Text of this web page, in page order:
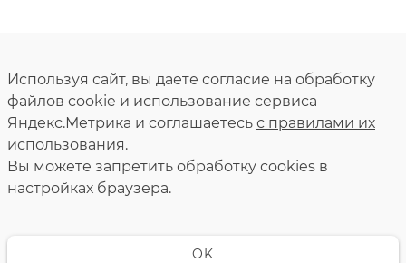
Используя сайт, вы даете согласие на обработку
файлов cookie и использование сервиса
Яндекс.Метрика и соглашаетесь с правилами их
использования.
Вы можете запретить обработку сookies в
настройках браузера.
OK